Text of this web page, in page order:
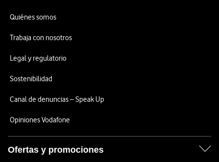
Quiénes somos
Trabaja con nosotros
Legal y regulatorio
Sostenibilidad
Canal de denuncias – Speak Up
Opiniones Vodafone
Ofertas y promociones